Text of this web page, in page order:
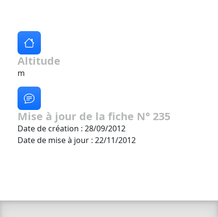
Altitude
m
Mise à jour de la fiche N° 235
Date de création : 28/09/2012
Date de mise à jour : 22/11/2012